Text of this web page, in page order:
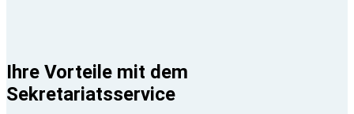
Ihre Vorteile mit dem
Sekretariatsservice